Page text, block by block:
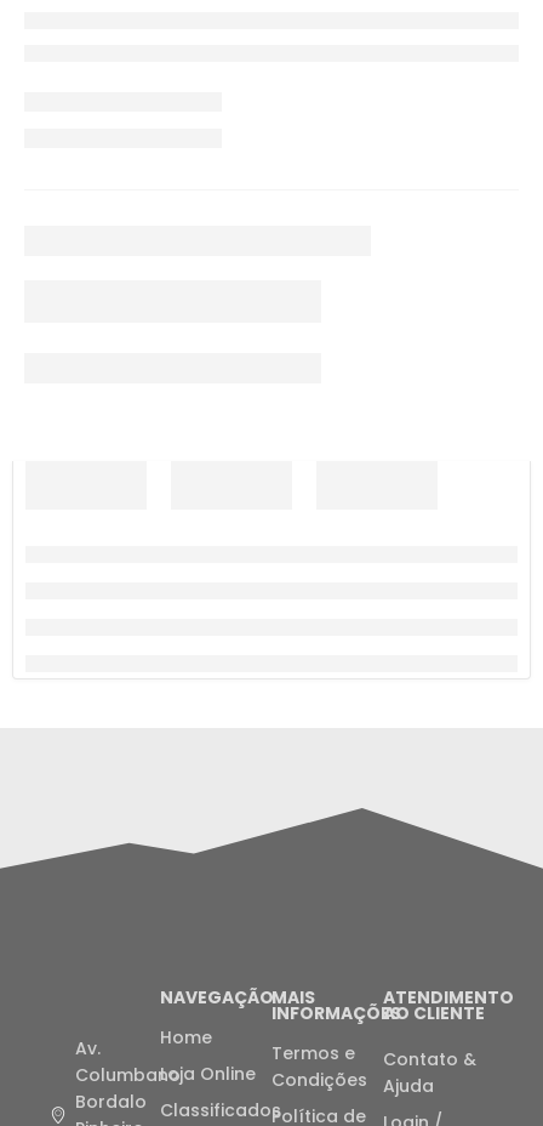
Av.
Columbano
Bordalo
NAVEGAÇÃO
Home
Loja Online
Classificados
MAIS
INFORMAÇÕES
Termos e
Condições
Política de
ATENDIMENTO
AO CLIENTE
Contato &
Ajuda